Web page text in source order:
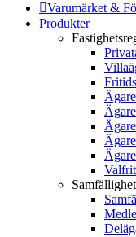
Varumärket &
Produkter